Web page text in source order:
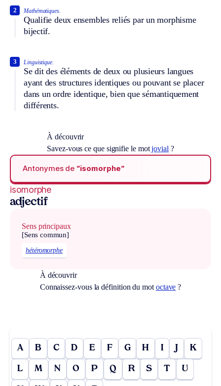
Mathématiques.
Qualifie deux ensembles reliés par un morphisme
bijectif.
2
Linguistique.
Se dit des éléments de deux ou plusieurs langues
ayant des structures identiques ou pouvant se placer
dans un ordre identique, bien que sémantiquement
différents.
3
À découvrir
Savez-vous ce que signifie le motjovial ?
Antonymes de “isomorphe“
isomorphe
adjectif
Sens principaux
[Sens commun]
hétéromorphe
À découvrir
Connaissez-vous la définition du mot octave ?
A B C D E F G H I J K
L M N O P Q R S T U